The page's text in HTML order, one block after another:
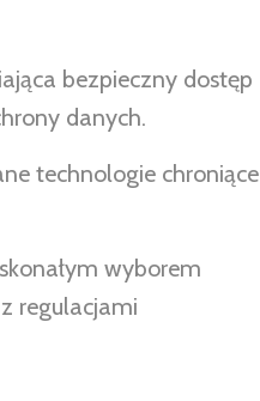
bezpieczny dostęp
danych.
technologie chroniące
wyborem
regulacjami